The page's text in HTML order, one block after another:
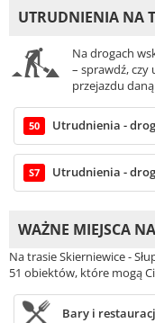
UTRUDNIENIA NA
Na drogach
– sprawdź,
przejazdu
50 Utrudnienia -
S7 Utrudnienia -
WAŻNE MIEJSCA
Na trasie Skierniewice -
51 obiektów, które mogą
Bary i